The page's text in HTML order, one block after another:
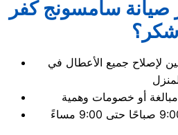
صيانة سامسونج كفر
شكر؟
لإصلاح جميع الأعطال في